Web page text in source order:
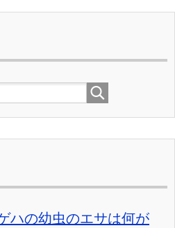
ハの幼虫のエサは何が